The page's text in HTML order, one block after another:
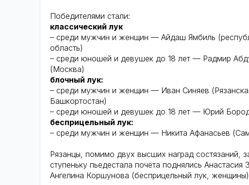
Победителями стали:
классический лук
– среди мужчин и женщин — Айдаш Ямбиль
область)
– среди юношей и девушек до 18 лет — Радмир
(Москва)
блочный лук:
– среди мужчин и женщин — Иван Синяев
Башкортостан)
– среди юношей и девушек до 18 лет — Юрий
бесприцельный лук:
– среди мужчин и женщин — Никита Афанасьев
Рязанцы, помимо двух высших наград состязаний,
ступеньку пьедестала почёта поднялись
Ангелина Коршунова (бесприцельный лук,